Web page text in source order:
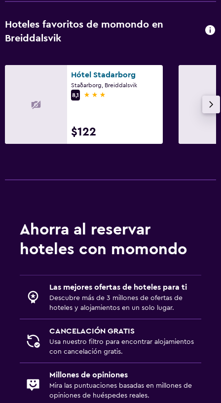
Hoteles favoritos de momondo en
Breiddalsvik
Hótel Stadarborg
Staðarborg, Breiddalsvik
8,1
3 estrellas
$122
Ahorra al reservar
hoteles con momondo
Las mejores ofertas de hoteles para ti
Descubre más de 3 millones de ofertas de
hoteles y alojamientos en un solo lugar.
CANCELACIÓN GRATIS
Usa nuestro filtro para encontrar alojamientos
con cancelación gratis.
Millones de opiniones
Mira las puntuaciones basadas en millones de
opiniones de huéspedes reales.